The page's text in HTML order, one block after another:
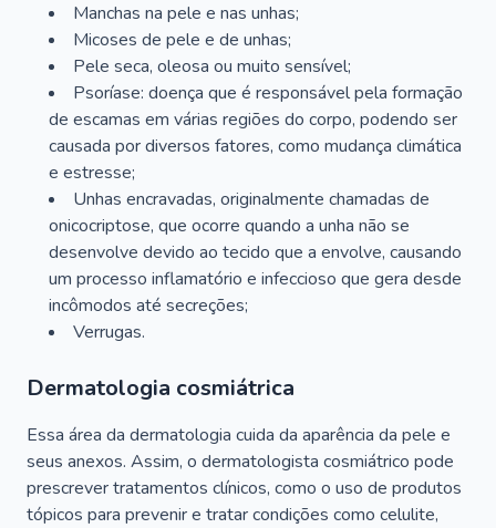
Manchas na pele e nas unhas;
Micoses de pele e de unhas;
Pele seca, oleosa ou muito sensível;
Psoríase: doença que é responsável pela formação
de escamas em várias regiões do corpo, podendo ser
causada por diversos fatores, como mudança climática
e estresse;
Unhas encravadas, originalmente chamadas de
onicocriptose, que ocorre quando a unha não se
desenvolve devido ao tecido que a envolve, causando
um processo inflamatório e infeccioso que gera desde
incômodos até secreções;
Verrugas.
Dermatologia cosmiátrica
Essa área da dermatologia cuida da aparência da pele e
seus anexos. Assim, o dermatologista cosmiátrico pode
prescrever tratamentos clínicos, como o uso de produtos
tópicos para prevenir e tratar condições como celulite,